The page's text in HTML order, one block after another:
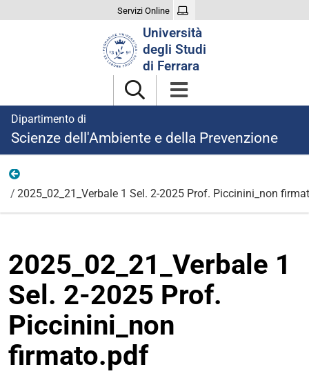
Servizi Online
Università
degli Studi
di Ferrara
Dipartimento di
Scienze dell'Ambiente e della Prevenzione
2025_02_21_Verbale 1 Sel. 2-2025 Prof. Piccinini_non
2025_02_21_Verbale 1
Sel. 2-2025 Prof.
Piccinini_non
firmato.pdf